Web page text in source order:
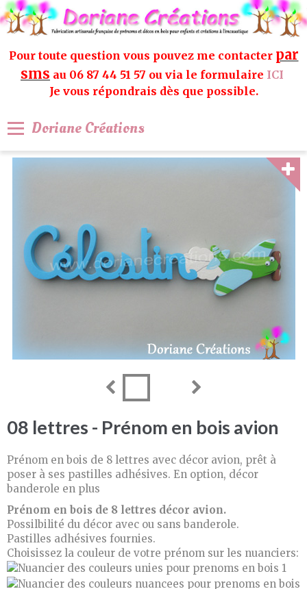
Pour toute question vous pouvez me contacter par
sms au 06 87 44 51 57 ou via le formulaire ICI
Je vous répondrais dès que possible.
Doriane Créations
08 lettres - Prénom en bois avion
Prénom en bois de 8 lettres avec décor avion, prêt à
poser à ses pastilles adhésives. En option, décor
banderole en plus
Prénom en bois de 8 lettres décor avion.
Possilbilité du décor avec ou sans banderole.
Pastilles adhésives fournies.
Choisissez la couleur de votre prénom sur les nuanciers: